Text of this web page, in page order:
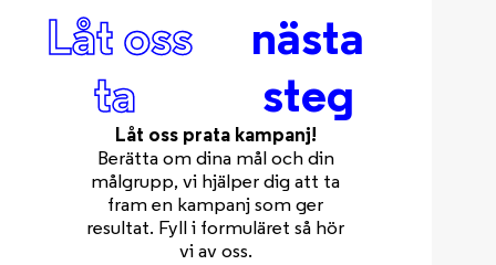
Låt oss
ta
nästa
steg
Låt oss prata kampanj!
Berätta om dina mål och din
målgrupp, vi hjälper dig att ta
fram en kampanj som ger
resultat. Fyll i formuläret så hör
vi av oss.